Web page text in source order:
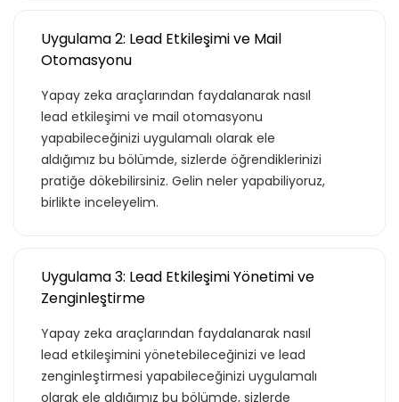
Uygulama 2: Lead Etkileşimi ve Mail
Otomasyonu
Yapay zeka araçlarından faydalanarak nasıl
lead etkileşimi ve mail otomasyonu
yapabileceğinizi uygulamalı olarak ele
aldığımız bu bölümde, sizlerde öğrendiklerinizi
pratiğe dökebilirsiniz. Gelin neler yapabiliyoruz,
birlikte inceleyelim.
Uygulama 3: Lead Etkileşimi Yönetimi ve
Zenginleştirme
Yapay zeka araçlarından faydalanarak nasıl
lead etkileşimini yönetebileceğinizi ve lead
zenginleştirmesi yapabileceğinizi uygulamalı
olarak ele aldığımız bu bölümde, sizlerde
Teklif listende 50
adet eğitime
ulaştın!
eğitimlere paket aboneliği alarak daha
avantajlı bir şekilde erişebilirsin.